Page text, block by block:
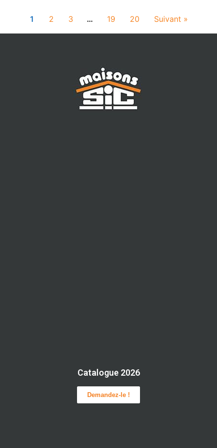
1 2 3 … 19 20 Suivant »
Catalogue 2026
Demandez-le !